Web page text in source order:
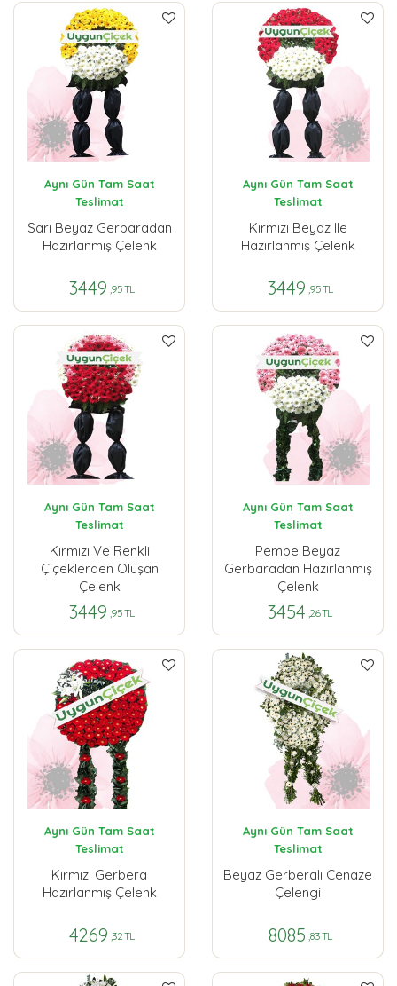
Aynı Gün Tam Saat
Teslimat
Sarı Beyaz Gerbaradan
Hazırlanmış Çelenk
3449 ,95 TL
Aynı Gün Tam Saat
Teslimat
Kırmızı Beyaz Ile
Hazırlanmış Çelenk
3449 ,95 TL
Aynı Gün Tam Saat
Teslimat
Kırmızı Ve Renkli
Çiçeklerden Oluşan
Çelenk
3449 ,95 TL
Aynı Gün Tam Saat
Teslimat
Pembe Beyaz
Gerbaradan Hazırlanmış
Çelenk
3454 ,26 TL
Aynı Gün Tam Saat
Teslimat
Kırmızı Gerbera
Hazırlanmış Çelenk
4269 ,32 TL
Aynı Gün Tam Saat
Teslimat
Beyaz Gerberalı Cenaze
Çelengi
8085 ,83 TL